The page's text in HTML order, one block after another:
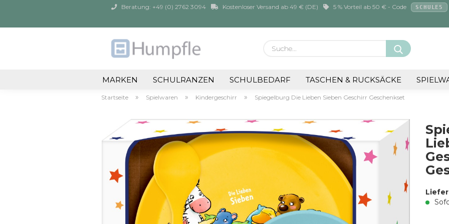
Beratung: +49 (0) 2762 3094 Kostenloser Versand ab 49 € (DE) 5 % Vorteil ab 50 € - Code SCHULE5
Suche...
MARKEN SCHULRANZEN SCHULBEDARF TASCHEN & RUCKSÄCKE
Startseite » Spielwaren » Kindergeschirr » Spiegelburg Die Lieben Sieben Geschirr Geschenkset